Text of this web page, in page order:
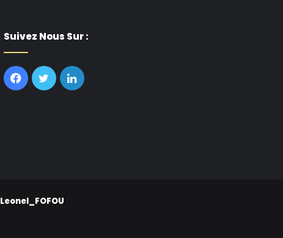
Suivez Nous Sur :
Facebook
TwitterLinkedin
Leonel_FOFOU